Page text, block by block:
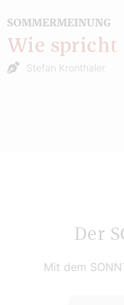
SOMMERMEINUNG
Wie spricht
Stefan Kronthaler
Der
Mit dem